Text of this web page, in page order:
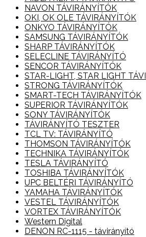
NAVON TÁVIRÁNYÍTÓK
OKI, OK OLE TÁVIRÁNYÍTÓK
ONKYO TÁVIRÁNYÍTÓK
SAMSUNG TÁVIRÁNYÍTÓK
SHARP TÁVIRÁNYÍTÓK
SELECLINE TÁVIRÁNYÍTÓ
SENCOR TÁVIRÁNYÍTÓK
STAR-LIGHT, STAR LIGHT
STRONG TÁVIRÁNYÍTÓK
SMART-TECH TÁVIRÁNYÍTÓK
SUPERIOR TÁVIRÁNYÍTÓK
SONY TÁVIRÁNYÍTÓK
TÁVIRÁNYÍTÓ TESZTER
TCL TV: TÁVIRÁNYÍTÓ
THOMSON TÁVIRÁNYÍTÓK
TECHNIKA TÁVIRÁNYÍTÓK
TESLA TÁVIRÁNYÍTÓ
TOSHIBA TÁVIRÁNYÍTÓK
UPC BELTÉRI TÁVIRÁNYÍTÓ
YAMAHA TÁVIRÁNYÍTÓK
VESTEL TÁVIRÁNYÍTÓK
VORTEX TÁVIRÁNYÍTÓK
Western Digital
DENON RC-1115 - távirányító